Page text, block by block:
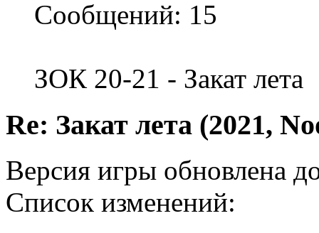
Сообщений: 15
ЗОК 20-21 - Закат лета
Re: Закат лета (2021,
Версия игры обновлена
Список изменений: